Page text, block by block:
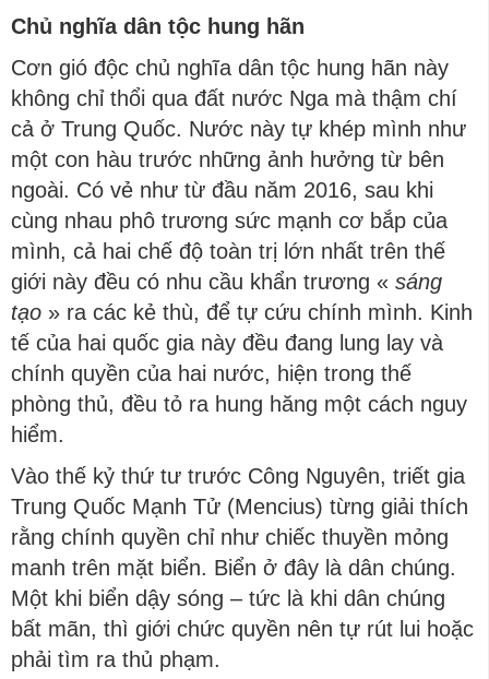
Chủ nghĩa dân tộc hung hãn
Cơn gió độc chủ nghĩa dân tộc hung hãn này
không chỉ thổi qua đất nước Nga mà thậm chí
cả ở Trung Quốc. Nước này tự khép mình như
một con hàu trước những ảnh hưởng từ bên
ngoài. Có vẻ như từ đầu năm 2016, sau khi
cùng nhau phô trương sức mạnh cơ bắp của
mình, cả hai chế độ toàn trị lớn nhất trên thế
giới này đều có nhu cầu khẩn trương « sáng
tạo » ra các kẻ thù, để tự cứu chính mình. Kinh
tế của hai quốc gia này đều đang lung lay và
chính quyền của hai nước, hiện trong thế
phòng thủ, đều tỏ ra hung hăng một cách nguy
hiểm.
Vào thế kỷ thứ tư trước Công Nguyên, triết gia
Trung Quốc Mạnh Tử (Mencius) từng giải thích
rằng chính quyền chỉ như chiếc thuyền mỏng
manh trên mặt biển. Biển ở đây là dân chúng.
Một khi biển dậy sóng – tức là khi dân chúng
bất mãn, thì giới chức quyền nên tự rút lui hoặc
phải tìm ra thủ phạm.